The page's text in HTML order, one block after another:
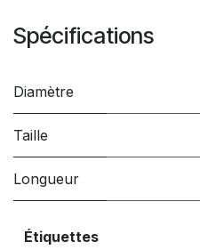
Spécifications
Diamètre
Taille
Longueur
Étiquettes